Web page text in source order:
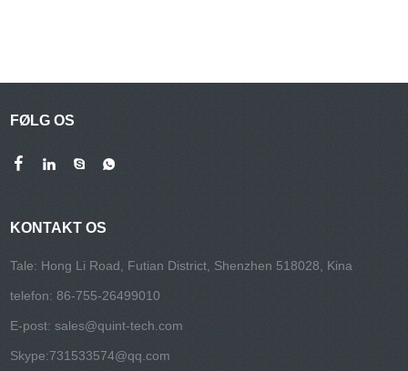
FØLG OS
KONTAKT OS
Tale: Hong Li Road, Futian District, Shenzhen 518028, Kina
telefon: 86-755-26499010
E-post:sales@quint-tech.com
Skype:731533574@qq.com